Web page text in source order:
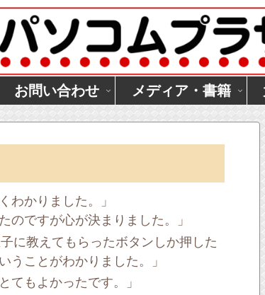
お問い合わせ メディア・書籍
わかりました。」
のですが心が決まりました。」
子に教えてもらったボタンしか押した
うことがわかりました。」
てもよかったです。」